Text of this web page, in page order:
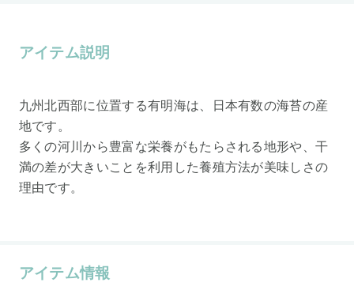
アイテム説明
九州北西部に位置する有明海は、日本有数の海苔の産
地です。
多くの河川から豊富な栄養がもたらされる地形や、干
満の差が大きいことを利用した養殖方法が美味しさの
理由です。
アイテム情報